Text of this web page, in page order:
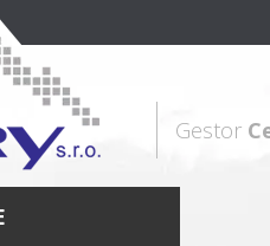
Gestor